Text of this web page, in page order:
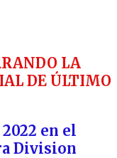
LA
DE ÚLTIMO
en el
Division